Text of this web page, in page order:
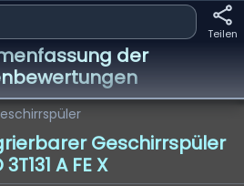
Teilen
der
Geschirrspüler
3T131 A FE X